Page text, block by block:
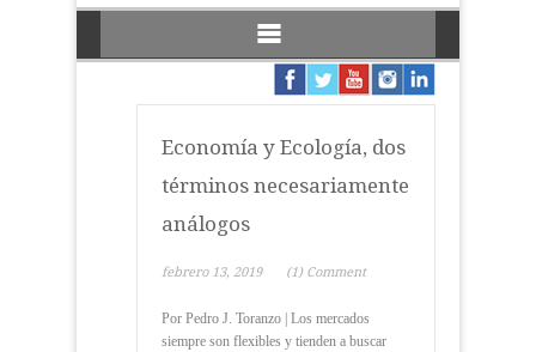
Economía y Ecología, dos
términos necesariamente
análogos
febrero 13, 2019 (1) Comment
Por Pedro J. Toranzo | Los mercados
siempre son flexibles y tienden a buscar